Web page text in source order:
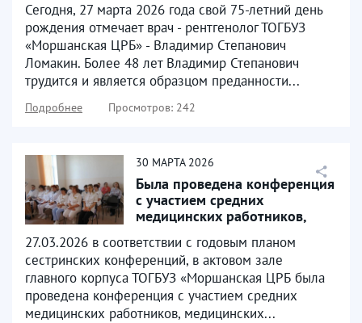
Сегодня, 27 марта 2026 года свой 75-летний день
рождения отмечает врач - рентгенолог ТОГБУЗ
«Моршанская ЦРБ» - Владимир Степанович
Ломакин. Более 48 лет Владимир Степанович
трудится и является образцом преданности...
Подробнее Просмотров: 242
30 МАРТА 2026
Была проведена конференция
с участием средних
медицинских работников,
27.03.2026 в соответствии с годовым планом
сестринских конференций, в актовом зале
главного корпуса ТОГБУЗ «Моршанская ЦРБ была
проведена конференция с участием средних
медицинских работников, медицинских...